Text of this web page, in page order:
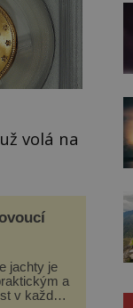
volá na
jachty je
a
v každém